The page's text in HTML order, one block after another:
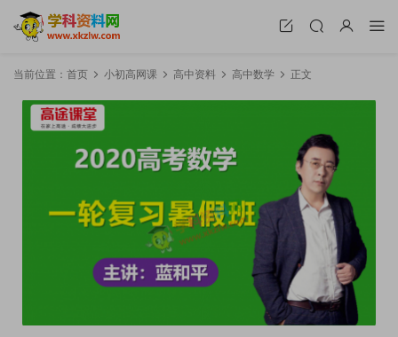
当前位置： 首页 小初高网课 高中资料 高中数学 正文